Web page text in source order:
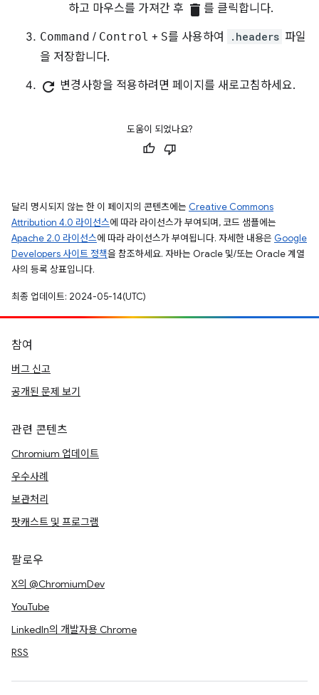
하고 마우스를 가져간 후 delete 를 클릭합니다.
Command / Control + S를 사용하여 .headers 파일
을 저장합니다.
refresh 변경사항을 적용하려면 페이지를 새로고침하세요.
도움이 되었나요?
달리 명시되지 않는 한 이 페이지의 콘텐츠에는 Creative Commons
Attribution 4.0 라이선스에 따라 라이선스가 부여되며, 코드 샘플에는
Apache 2.0 라이선스에 따라 라이선스가 부여됩니다. 자세한 내용은 Google
Developers 사이트 정책을 참조하세요. 자바는 Oracle 및/또는 Oracle 계열
사의 등록 상표입니다.
최종 업데이트: 2024-05-14(UTC)
참여
버그 신고
공개된 문제 보기
관련 콘텐츠
Chromium 업데이트
우수사례
보관처리
팟캐스트 및 프로그램
팔로우
X의 @ChromiumDev
YouTube
LinkedIn의 개발자용 Chrome
RSS